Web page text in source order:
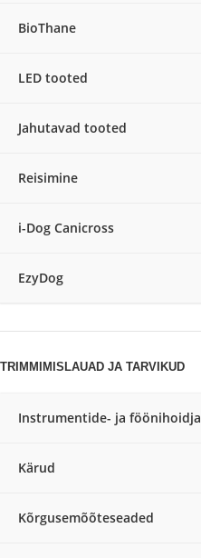
BioThane
LED tooted
Jahutavad tooted
Reisimine
i-Dog Canicross
EzyDog
TRIMMIMISLAUAD JA TARVIKUD
Instrumentide- ja föönihoidja
Kärud
Kõrgusemõõteseaded